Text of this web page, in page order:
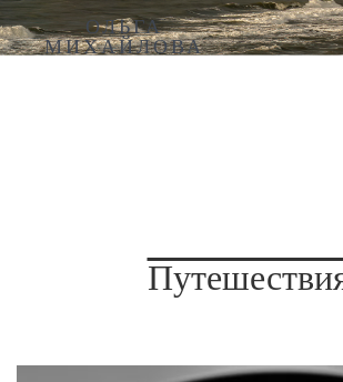
ОЛЬГА
МИХАЙЛОВА